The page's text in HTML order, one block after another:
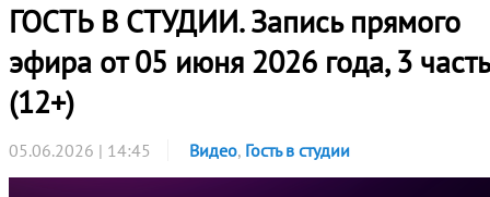
ГОСТЬ В СТУДИИ. Запись прямого
эфира от 05 июня 2026 года, 3 часть
(12+)
05.06.2026 | 14:45 Видео, Гость в студии